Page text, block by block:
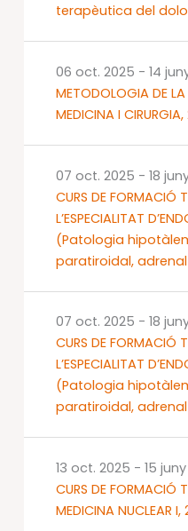
terapèutica del
METODOLOGIA DE LA
MEDICINA I
06 oct. 2025 - 14
CURS DE FORMACIÓ
L’ESPECIALITAT
(Patologia
paratiroidal,
07 oct. 2025 - 18
CURS DE FORMACIÓ
L’ESPECIALITAT
(Patologia
paratiroidal,
07 oct. 2025 - 18
CURS DE FORMACIÓ
MEDICINA NUCLEAR
13 oct. 2025 - 15